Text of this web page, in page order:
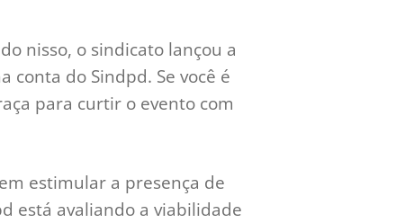
nisso, o sindicato lançou a
conta do Sindpd. Se você é
para curtir o evento com
estimular a presença de
está avaliando a viabilidade